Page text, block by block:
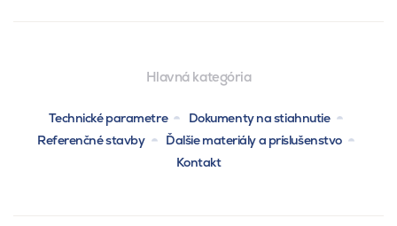
Hlavná kategória
Technické parametre
Dokumenty na stiahnutie
Referenčné stavby
Ďalšie materiály a príslušenstvo
Kontakt